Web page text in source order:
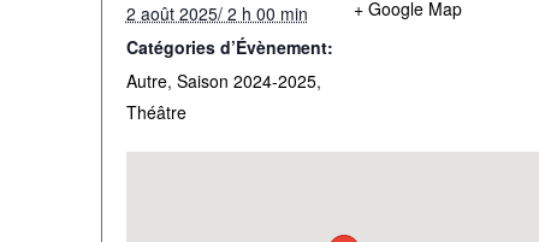
2 août 2025/ 2 h 00 min
Catégories d’Évènement:
Autre, Saison 2024-2025,
Théâtre
+ Google Map